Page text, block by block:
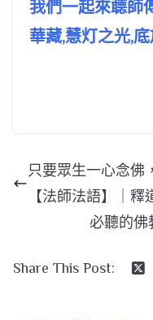
我們一起來聼師
華藏,慧灯之光,
只要眾生一心念佛
【法師法語】｜釋
必聽的佛
Share This Post: